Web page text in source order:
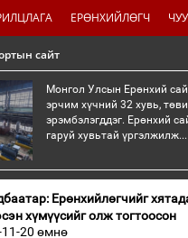
ЕРӨНХИЙЛӨГЧ
сайт
Монгол Улсын Ерөнхий
эрчим хүчний 32 хувь,
эрэмбэлэгддэг. Ерөнхий
гаруй хувьтай үргэлжилж...
Ерөнхийлөгчийг
хүмүүсийг олж тогтоосон
20 өмнө